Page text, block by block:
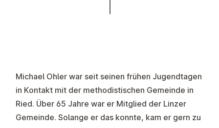
Michael Ohler war seit seinen frühen Jugendtagen
in Kontakt mit der methodistischen Gemeinde in
Ried. Über 65 Jahre war er Mitglied der Linzer
Gemeinde. Solange er das konnte, kam er gern zu